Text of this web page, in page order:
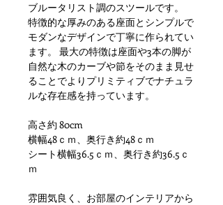
ブルータリスト調のスツールです。
特徴的な厚みのある座面とシンプルで
モダンなデザインで丁寧に作られてい
ます。 最大の特徴は座面や3本の脚が
自然な木のカーブや節をそのまま見せ
ることでよりプリミティブでナチュラ
ルな存在感を持っています。
高さ約 80cm
横幅48ｃｍ、奥行き約48ｃｍ
シート横幅36.5ｃｍ、奥行き約36.5ｃ
ｍ
雰囲気良く、お部屋のインテリアから